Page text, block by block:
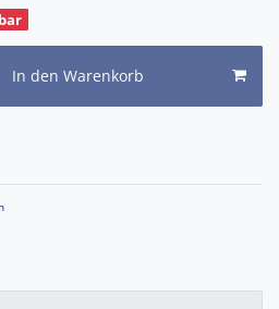
In den Warenkorb